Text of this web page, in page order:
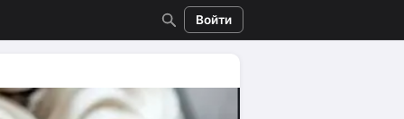
Войти